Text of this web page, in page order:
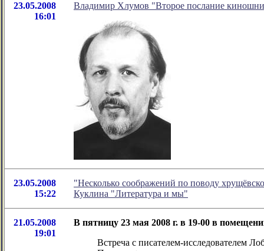
23.05.2008
16:01
Владимир Хлумов "Второе послание
23.05.2008
15:22
"Несколько соображений по поводу
Куклина "Литература и мы"
21.05.2008
19:01
В пятницу 23 мая 2008 г. в 19-00 в
Встреча с писателем-исследователем